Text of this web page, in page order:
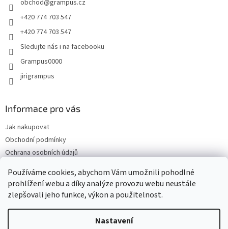
Používáme cookies, abychom Vám umožnili pohodlné
prohlížení webu a díky analýze provozu webu neustále
zlepšovali jeho funkce, výkon a použitelnost.
Nastavení
obchod@grampus.cz
+420 774 703 547
+420 774 703 547
Sledujte nás i na facebooku
Grampus0000
jirigrampus
Informace pro vás
Jak nakupovat
Obchodní podmínky
Ochrana osobních údajů
Doprava a platba
Vytvořil Shoptet